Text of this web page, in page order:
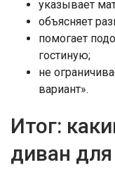
указывает
объясняет
помогает
гостиную;
не
вариант».
Итог:
диван